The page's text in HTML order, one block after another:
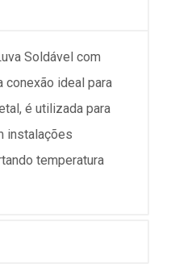
Soldável com
conexão ideal para
é utilizada para
instalações
temperatura